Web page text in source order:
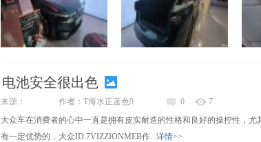
电池安全很出色
来源： 作者：T海水正蓝色9 0
7
大众车在消费者的心中一直是拥有皮实耐造的性格和良好的操控性，
有一定优势的，大众ID.7VIZZIONMEB作...详情>>